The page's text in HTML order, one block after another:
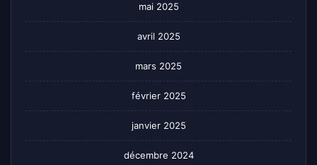
mai 2025
avril 2025
mars 2025
février 2025
janvier 2025
décembre 2024